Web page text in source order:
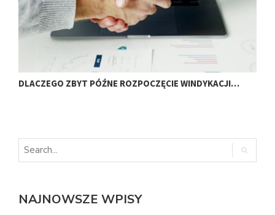
DLACZEGO ZBYT PÓŹNE ROZPOCZĘCIE WINDYKACJI…
NAJNOWSZE WPISY